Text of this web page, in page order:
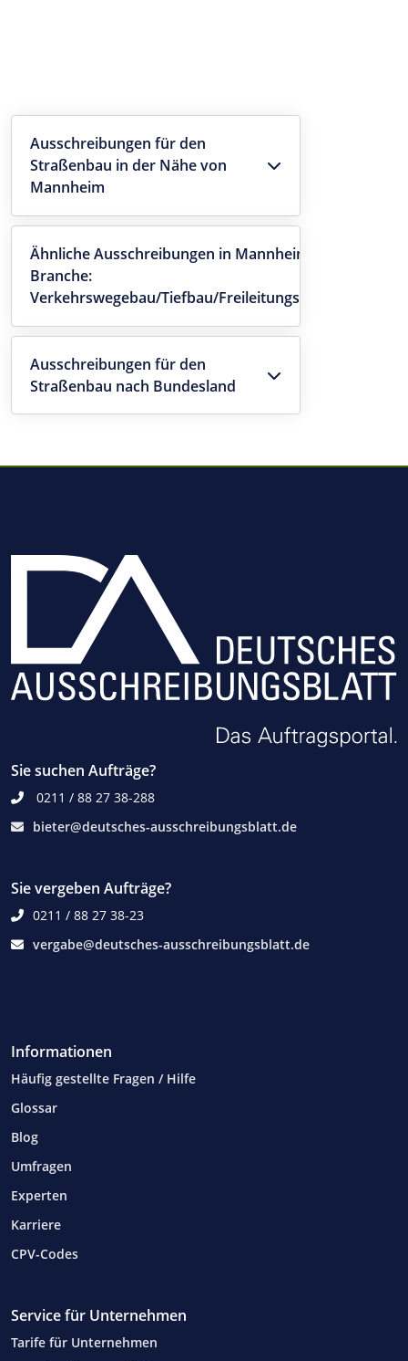
Ausschreibungen für den
Straßenbau in der Nähe von
Mannheim
Ähnliche Ausschreibungen in Mannheim -
Branche:
Verkehrswegebau/Tiefbau/Freileitungsbau
Ausschreibungen für den
Straßenbau nach Bundesland
Sie suchen Aufträge?
0211 / 88 27 38-288
bieter@deutsches-ausschreibungsblatt.de
Sie vergeben Aufträge?
0211 / 88 27 38-23
vergabe@deutsches-ausschreibungsblatt.de
Informationen
Häufig gestellte Fragen / Hilfe
Glossar
Blog
Umfragen
Experten
Karriere
CPV-Codes
Service für Unternehmen
Tarife für Unternehmen